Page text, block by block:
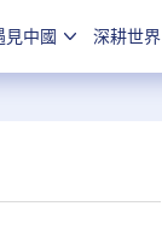
見中國 深耕世界